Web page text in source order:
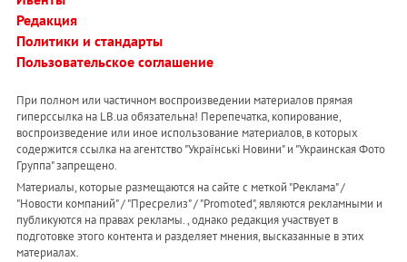
Редакция
Политики и стандарты
Пользовательское соглашение
При полном или частичном воспроизведении материалов прямая
гиперссылка на LB.ua обязательна! Перепечатка, копирование,
воспроизведение или иное использование материалов, в которых
содержится ссылка на агентство "Українськi Новини" и "Украинская Фото
Группа" запрещено.
Материалы, которые размещаются на сайте с меткой "Реклама" /
"Новости компаний" / "Пресрелиз" / "Promoted", являются рекламными и
публикуются на правах рекламы. , однако редакция участвует в
подготовке этого контента и разделяет мнения, высказанные в этих
материалах.